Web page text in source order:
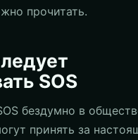
прочитать.
SOS
бездумно в
принять за